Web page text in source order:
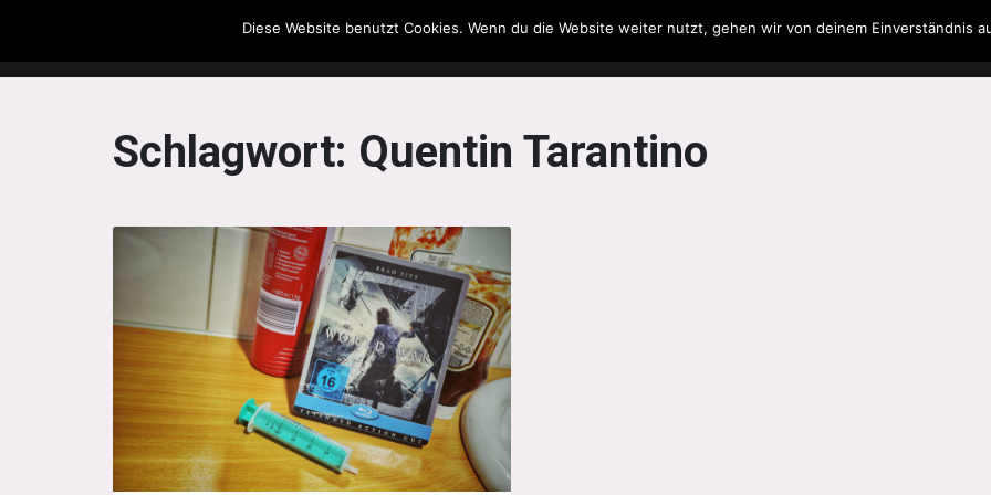
The Howling Men Filme & Serien Musik Spielzeug Literatur
Schlagwort: Quentin Tarantino
Diese Website benutzt Cookies. Wenn du die Website weiter nutzt, gehen wir von deinem Einverständnis